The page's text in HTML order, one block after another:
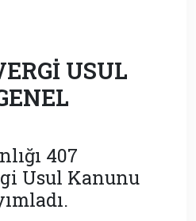
USUL
407
Usul Kanunu